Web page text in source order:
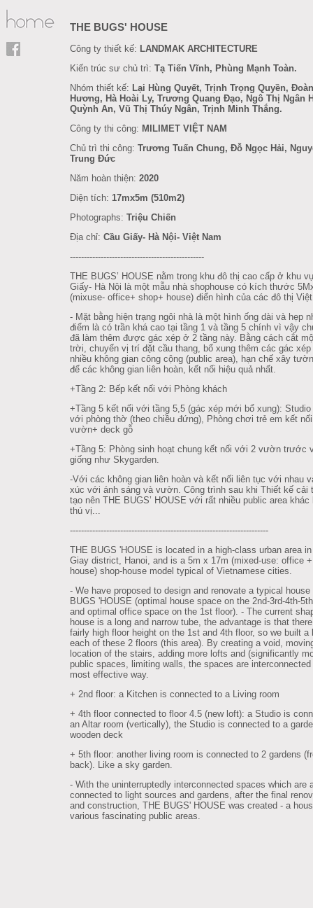
THE BUGS' HOUSE
Công ty thiết kế: LANDMAK ARCHITECTURE
Kiến trúc sư chủ trì: Tạ Tiến Vĩnh, Phùng Mạnh Toàn.
Nhóm thiết kế: Lại Hùng Quyết, Trịnh Trọng Quyền,
Hương, Hà Hoài Ly, Trương Quang Đạo, Ngô Thị Ngân
Quỳnh An, Vũ Thị Thúy Ngân, Trịnh Minh Thắng.
Công ty thi công: MILIMET VIỆT NAM
Chủ trì thi công: Trương Tuấn Chung, Đỗ Ngọc Hải,
Trung Đức
Năm hoàn thiện: 2020
Diện tích: 17mx5m (510m2)
Photographs: Triệu Chiến
Địa chỉ: Cầu Giấy- Hà Nội- Việt Nam
------------------------------------------------
THE BUGS’ HOUSE nằm trong khu đô thị cao cấp ở khu
Giấy- Hà Nội là một mẫu nhà shophouse có kích thước
(mixuse- office+ shop+ house) điển hình của các đô thị
- Mặt bằng hiện trạng ngôi nhà là một hình ống dài và hẹp
điểm là có trần khá cao tại tầng 1 và tầng 5 chính vì vậy
đã làm thêm được gác xép ở 2 tầng này. Bằng cách cắt
trời, chuyển vị trí đặt cầu thang, bổ xung thêm các gác xép
nhiều không gian công cộng (public area), hạn chế xây
để các không gian liên hoàn, kết nối hiệu quả nhất.
+Tầng 2: Bếp kết nối với Phòng khách
+Tầng 5 kết nối với tầng 5,5 (gác xép mới bổ xung):
với phòng thờ (theo chiều đứng), Phòng chơi trẻ em kết
vườn+ deck gỗ
+Tầng 5: Phòng sinh hoạt chung kết nối với 2 vườn trước
giống như Skygarden.
-Với các không gian liên hoàn và kết nối liên tục với nhau
xúc với ánh sáng và vườn. Công trình sau khi Thiết kế cải
tạo nên THE BUGS’ HOUSE với rất nhiều public area khác
thú vị...
-----------------------------------------------------------------------
THE BUGS 'HOUSE is located in a high-class urban area
Giay district, Hanoi, and is a 5m x 17m (mixed-use: office
house) shop-house model typical of Vietnamese cities.
- We have proposed to design and renovate a typical house
BUGS 'HOUSE (optimal house space on the 2nd-3rd-4th-
and optimal office space on the 1st floor). - The current
house is a long and narrow tube, the advantage is that
fairly high floor height on the 1st and 4th floor, so we built a
each of these 2 floors (this area). By creating a void,
location of the stairs, adding more lofts and (significantly
public spaces, limiting walls, the spaces are
most effective way.
+ 2nd floor: a Kitchen is connected to a Living room
+ 4th floor connected to floor 4.5 (new loft): a Studio is
an Altar room (vertically), the Studio is connected to a
wooden deck
+ 5th floor: another living room is connected to 2 gardens
back). Like a sky garden.
- With the uninterruptedly interconnected spaces which are
connected to light sources and gardens, after the final
and construction, THE BUGS' HOUSE was created - a
various fascinating public areas.